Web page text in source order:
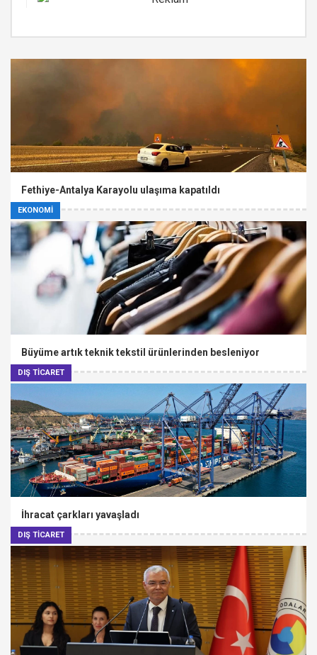
EKONOMİ
Fethiye-Antalya Karayolu ulaşıma kapatıldı
DIŞ TİCARET
Büyüme artık teknik tekstil ürünlerinden besleniyor
DIŞ TİCARET
İhracat çarkları yavaşladı